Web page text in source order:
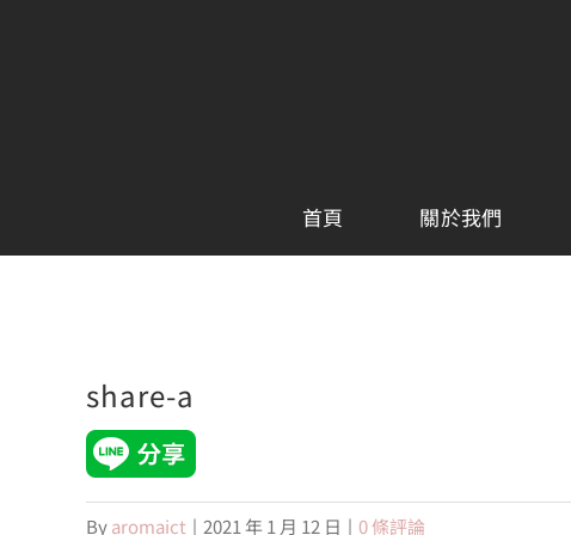
首頁 關於我們
share-a
Byaromaict | 2021 年 1 月 12 日 | 0 條評論